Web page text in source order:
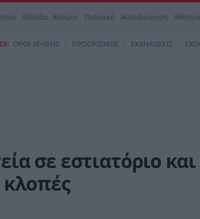
Ελλάδα Κόσμος Πολιτική Αυτοδιοίκηση
ΟΡΟΙ ΧΡΗΣΗΣ ΠΡΟΟΡΙΣΜΟΣ ΕΚΔΗΛΩΣΕΙΣ
σε εστιατόριο και
κλοπές